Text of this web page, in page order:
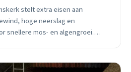
stelt extra eisen aan
hoge neerslag en
snellere mos- en algengroei.